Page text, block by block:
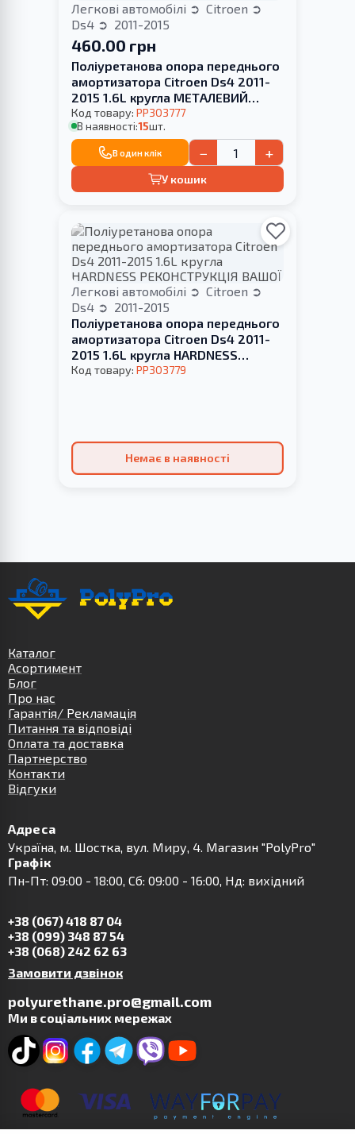
Легкові автомобілі
Citroen
Ds4
2011-2015
460.00 грн
Поліуретанова опора переднього
амортизатора Citroen Ds4 2011-
2015 1.6L кругла МЕТАЛЕВИЙ
КРОНШТЕЙН
Код товару: PP303777
В наявності:15шт.
В один клік − +
У кошик
Легкові автомобілі
Citroen
Ds4
2011-2015
Поліуретанова опора переднього
амортизатора Citroen Ds4 2011-
2015 1.6L кругла HARDNESS
РЕКОНСТРУКЦІЯ ВАШОЇ
Код товару: PP303779
Немає в наявності
Каталог
Асортимент
Блог
Про нас
Гарантія/ Рекламація
Питання та відповіді
Оплата та доставка
Партнерство
Контакти
Відгуки
Адреса
Українa, м. Шостка, вул. Миру, 4. Магазин "PolyPro"
Графік
Пн-Пт: 09:00 - 18:00, Сб: 09:00 - 16:00, Нд: вихідний
+38 (067) 418 87 04
+38 (099) 348 87 54
+38 (068) 242 62 63
Замовити дзвінок
polyurethane.pro@gmail.com
Ми в соціальних мережах